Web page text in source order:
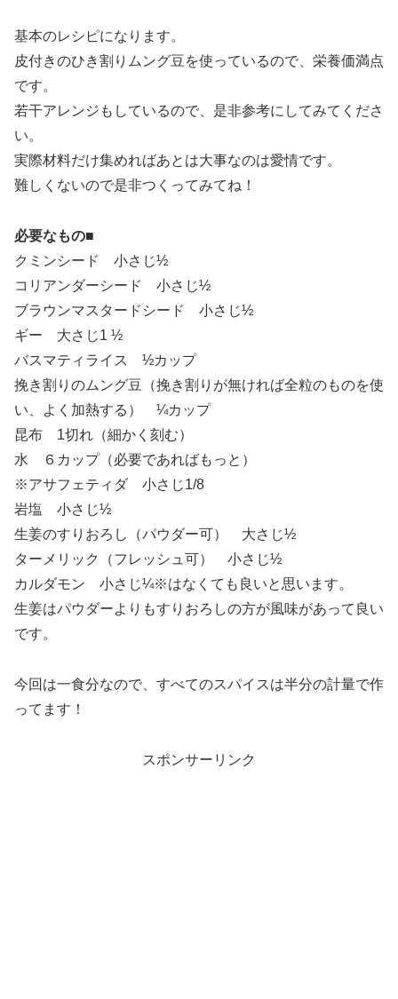
基本のレシピになります。
皮付きのひき割りムング豆を使っているので、栄養価満点
です。
若干アレンジもしているので、是非参考にしてみてくださ
い。
実際材料だけ集めればあとは大事なのは愛情です。
難しくないので是非つくってみてね！
必要なもの■
クミンシード 小さじ½
コリアンダーシード 小さじ½
ブラウンマスタードシード 小さじ½
ギー 大さじ1 ½
バスマティライス ½カップ
挽き割りのムング豆（挽き割りが無ければ全粒のものを使
い、よく加熱する） ¼カップ
昆布 1切れ（細かく刻む）
水 ６カップ（必要であればもっと）
※アサフェティダ 小さじ1/8
岩塩 小さじ½
生姜のすりおろし（パウダー可） 大さじ½
ターメリック（フレッシュ可） 小さじ½
カルダモン 小さじ¼※はなくても良いと思います。
生姜はパウダーよりもすりおろしの方が風味があって良い
です。
今回は一食分なので、すべてのスパイスは半分の計量で作
ってます！
スポンサーリンク